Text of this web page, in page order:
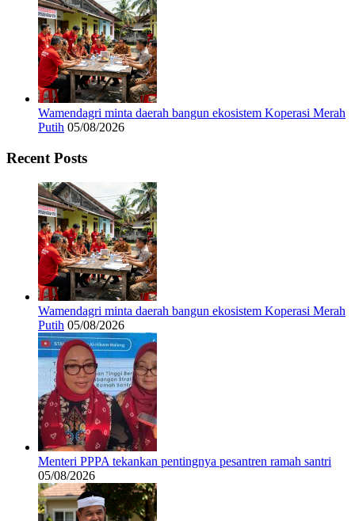
Wamendagri minta daerah bangun ekosistem Koperasi Merah
Putih 05/08/2026
Recent Posts
Wamendagri minta daerah bangun ekosistem Koperasi Merah
Putih 05/08/2026
Menteri PPPA tekankan pentingnya pesantren ramah santri
05/08/2026